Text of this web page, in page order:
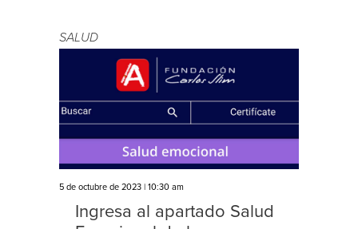
SALUD
5 de octubre de 2023 | 10:30 am
Ingresa al apartado Salud